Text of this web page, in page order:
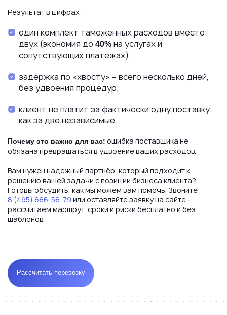
Результат в цифрах:
один комплект таможенных расходов вместо
двух (экономия до 40% на услугах и
сопутствующих платежах);
задержка по «хвосту» – всего несколько дней,
без удвоения процедур;
клиент не платит за фактически одну поставку
как за две независимые.
Почему это важно для вас: ошибка поставщика не
обязана превращаться в удвоение ваших расходов.
Вам нужен надежный партнёр, который подходит к
решению вашей задачи с позиции бизнеса клиента?
Готовы обсудить, как мы можем вам помочь. Звоните:
8 (495) 666-56-79 или оставляйте заявку на сайте –
рассчитаем маршрут, сроки и риски бесплатно и без
шаблонов.
Рассчитать перевозку